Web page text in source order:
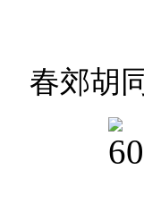
春郊胡